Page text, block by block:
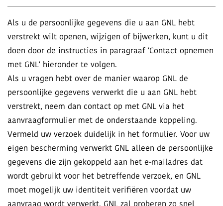
Als u de persoonlijke gegevens die u aan GNL hebt
verstrekt wilt openen, wijzigen of bijwerken, kunt u dit
doen door de instructies in paragraaf 'Contact opnemen
met GNL' hieronder te volgen.
Als u vragen hebt over de manier waarop GNL de
persoonlijke gegevens verwerkt die u aan GNL hebt
verstrekt, neem dan contact op met GNL via het
aanvraagformulier met de onderstaande koppeling.
Vermeld uw verzoek duidelijk in het formulier. Voor uw
eigen bescherming verwerkt GNL alleen de persoonlijke
gegevens die zijn gekoppeld aan het e-mailadres dat
wordt gebruikt voor het betreffende verzoek, en GNL
moet mogelijk uw identiteit verifiëren voordat uw